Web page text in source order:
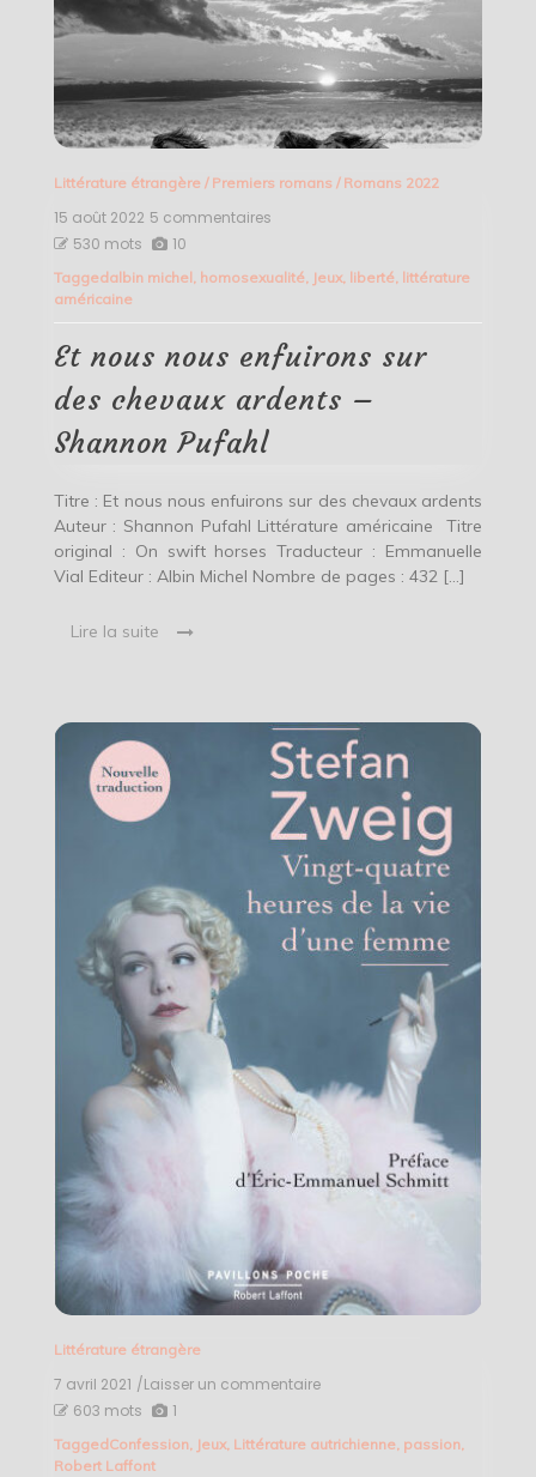
Littérature étrangère/ Premiers romans / Romans 2022
15 août 2022 5 commentaires
nous
des
chevaux
ardents
–
530 mots 10
Taggedalbin michel, homosexualité, Jeux, liberté, littérature
américaine
Et nous nous enfuirons sur
des chevaux ardents –
Shannon Pufahl
Titre : Et nous nous enfuirons sur des chevaux ardents
Auteur : Shannon Pufahl Littérature américaine Titre
original : On swift horses Traducteur : Emmanuelle
Vial Editeur : Albin Michel Nombre de pages : 432 […]
Lire la suite
Littérature étrangère
7 avril 2021 /Laisser un commentaireon
heures
603 mots 1
TaggedConfession, Jeux, Littérature autrichienne, passion,
Robert Laffont